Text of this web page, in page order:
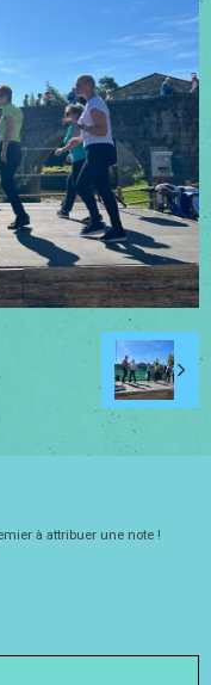
à attribuer une note !